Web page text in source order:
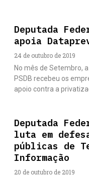
Deputada
apoia
24 de outubro de 2019
No mês de Setembro,
PSDB recebeu os
apoio contra a
Deputada
luta em
públicas de
Informação
20 de outubro de 2019